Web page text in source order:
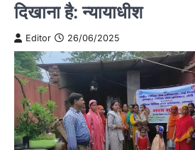
दिखाना है: न्यायाधीश
Editor 26/06/2025